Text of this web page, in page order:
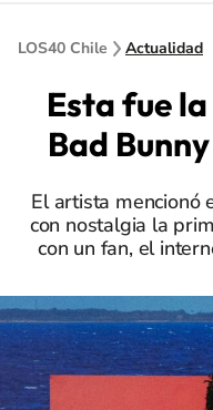
LOS40 Chile Actualidad
Esta fue
Bad
El artista mencionó
con nostalgia la
con un fan, el